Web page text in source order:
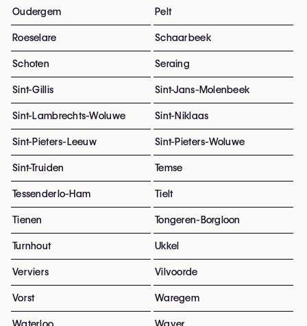
Oudergem Pelt
Roeselare Schaarbeek
Schoten Seraing
Sint-Gillis Sint-Jans-Molenbeek
Sint-Lambrechts-Woluwe Sint-Niklaas
Sint-Pieters-Leeuw Sint-Pieters-Woluwe
Sint-Truiden Temse
Tessenderlo-Ham Tielt
Tienen Tongeren-Borgloon
Turnhout Ukkel
Verviers Vilvoorde
Vorst Waregem